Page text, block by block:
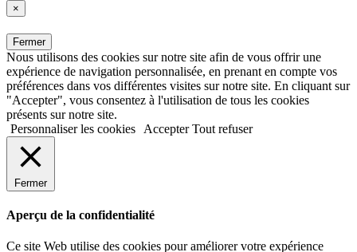
×
Fermer
Nous utilisons des cookies sur notre site afin de vous offrir une
expérience de navigation personnalisée, en prenant en compte vos
préférences dans vos différentes visites sur notre site. En cliquant sur
"Accepter", vous consentez à l'utilisation de tous les cookies
présents sur notre site.
Personnaliser les cookies
Accepter Tout refuser
Fermer
Aperçu de la confidentialité
Ce site Web utilise des cookies pour améliorer votre expérience